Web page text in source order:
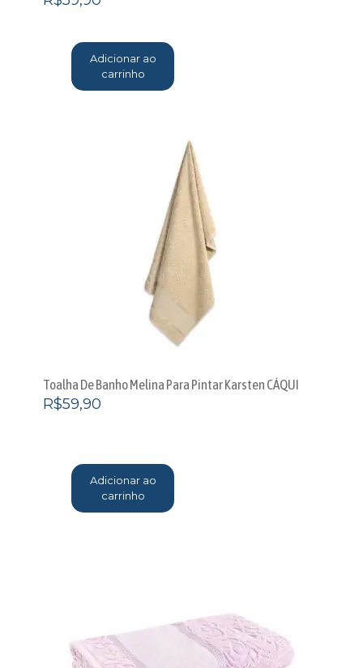
Adicionar ao
carrinho
Toalha De Banho Melina Para Pintar Karsten CÁQUI
R$59,90
Adicionar ao
carrinho